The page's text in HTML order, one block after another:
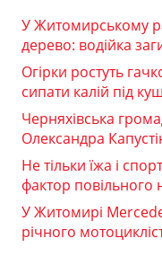
У Житомирському
дерево: водійка
Огірки ростуть
сипати калій під
Черняхівська
Олександра
Не тільки їжа і
фактор повільного
У Житомирі
річного